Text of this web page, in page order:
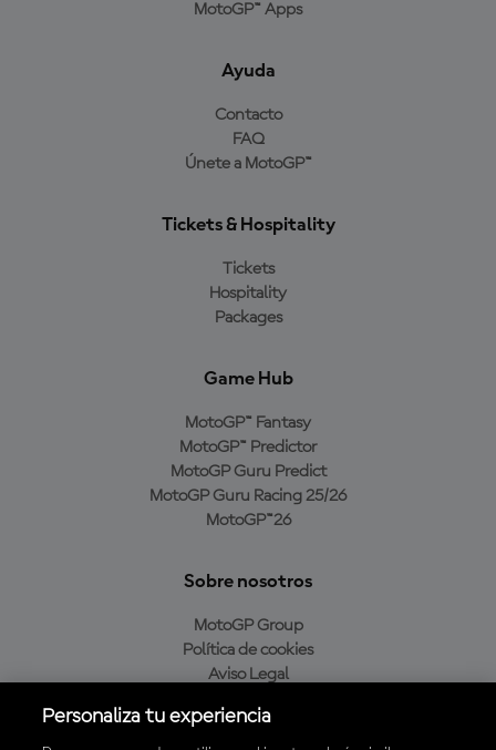
MotoGP™ Apps
Ayuda
Contacto
FAQ
Únete a MotoGP™
Tickets & Hospitality
Tickets
Hospitality
Packages
Game Hub
MotoGP™ Fantasy
MotoGP™ Predictor
MotoGP Guru Predict
MotoGP Guru Racing 25/26
MotoGP™26
Sobre nosotros
MotoGP Group
Política de cookies
Aviso Legal
Política de compra
Personaliza tu experiencia